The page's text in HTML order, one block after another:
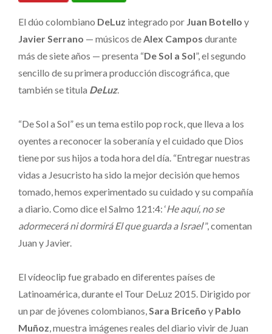
El dúo colombiano DeLuz integrado por Juan Botello y
Javier Serrano — músicos deAlex Campos durante
más de siete años — presenta “De Sol a Sol”, el segundo
sencillo de su primera producción discográfica, que
también se titula DeLuz.
“De Sol a Sol” es un tema estilo pop rock, que lleva a los
oyentes a reconocer la soberanía y el cuidado que Dios
tiene por sus hijos a toda hora del día. “Entregar nuestras
vidas a Jesucristo ha sido la mejor decisión que hemos
tomado, hemos experimentado su cuidado y su compañía
a diario. Como dice el Salmo 121:4: ‘He aquí, no se
adormecerá ni dormirá El que guarda a Israel‘”, comentan
Juan y Javier.
El vídeoclip fue grabado en diferentes países de
Latinoamérica, durante el Tour DeLuz 2015. Dirigido por
un par de jóvenes colombianos,Sara Briceño y Pablo
Muñoz, muestra imágenes reales del diario vivir de Juan